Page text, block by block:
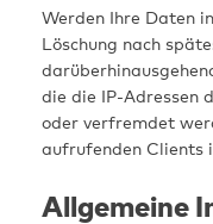
Werden Ihre Daten
Löschung nach
die die IP-Adressen
oder verfremdet
aufrufenden Clients
Allgemeine